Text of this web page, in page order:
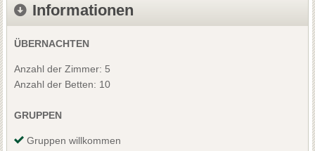
Informationen
ÜBERNACHTEN
Anzahl der Zimmer: 5
Anzahl der Betten: 10
GRUPPEN
Gruppen willkommen